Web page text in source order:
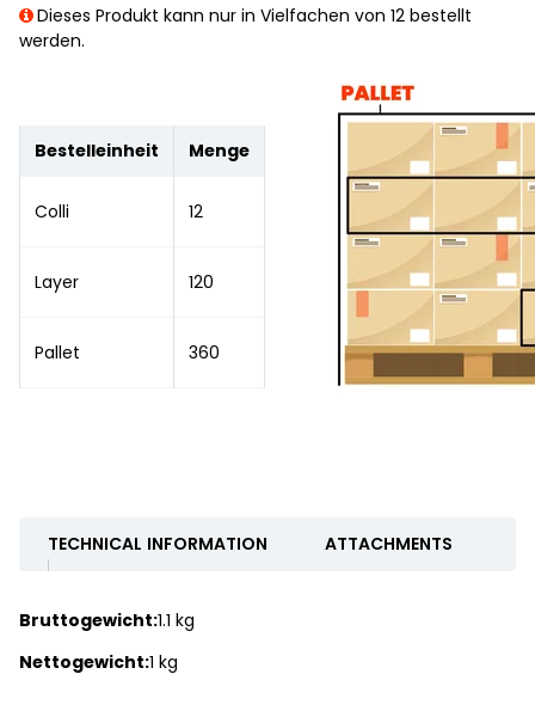
Dieses Produkt kann nur in Vielfachen von 12 bestellt
werden.
Bestelleinheit Menge
Colli 12
Layer 120
Pallet 360
TECHNICAL INFORMATION ATTACHMENTS
Bruttogewicht:1.1 kg
Nettogewicht:1 kg